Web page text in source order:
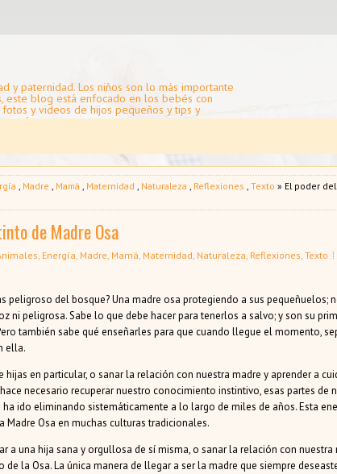
y paternidad. Los niños son lo más importante
este blog está enfocado en los bebés con
y videos de hijos pequeños y tips y
papá.
, Madre , Mamá , Maternidad , Naturaleza , Reflexiones , Texto » El poder
de Madre Osa
, Energía, Madre, Mamá, Maternidad, Naturaleza, Reflexiones, Texto
peligroso del bosque? Una madre osa protegiendo a sus pequeñuelos;
ni peligrosa. Sabe lo que debe hacer para tenerlos a salvo; y son su
también sabe qué enseñarles para que cuando llegue el momento,
ella.
hijas en particular, o sanar la relación con nuestra madre y aprender a
necesario recuperar nuestro conocimiento instintivo, esas partes de
ido eliminando sistemáticamente a lo largo de miles de años. Esta
Madre Osa en muchas culturas tradicionales.
a una hija sana y orgullosa de sí misma, o sanar la relación con nuestra
de la Osa. La única manera de llegar a ser la madre que siempre